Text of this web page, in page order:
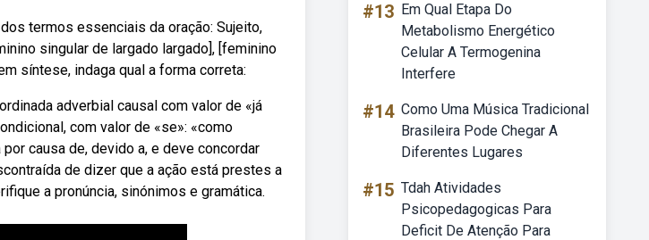
termos essenciais da oração: Sujeito,
singular de largado largado], [feminino
síntese, indaga qual a forma correta:
adverbial causal com valor de «já
com valor de «se»: «como
causa de, devido a, e deve concordar
de dizer que a ação está prestes a
a pronúncia, sinónimos e gramática.
#13 Em Qual Etapa Do
Metabolismo Energético
Celular A Termogenina
Interfere
#14 Como Uma Música Tradicional
Brasileira Pode Chegar A
Diferentes Lugares
#15 Tdah Atividades
Psicopedagogicas Para
Deficit De Atenção Para